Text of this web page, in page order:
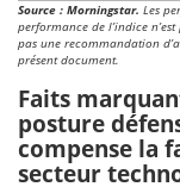
Source : Morningstar. Les
performance de l’indice
pas une recommandation
présent document.
Faits
posture
compense la
secteur